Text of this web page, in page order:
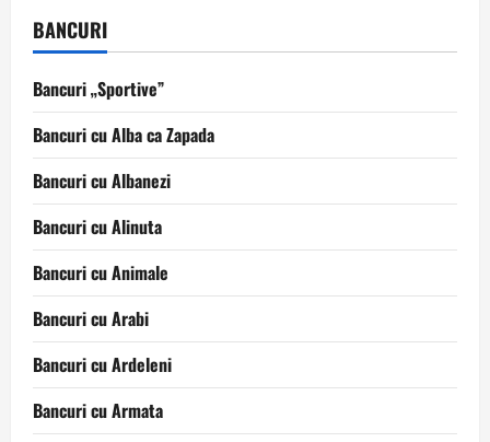
BANCURI
Bancuri „Sportive”
Bancuri cu Alba ca Zapada
Bancuri cu Albanezi
Bancuri cu Alinuta
Bancuri cu Animale
Bancuri cu Arabi
Bancuri cu Ardeleni
Bancuri cu Armata